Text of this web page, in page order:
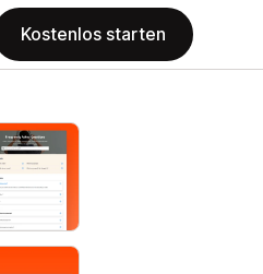
Kostenlos starten